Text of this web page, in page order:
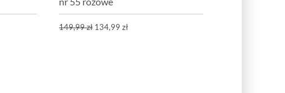
149,99 zł 134,99 zł